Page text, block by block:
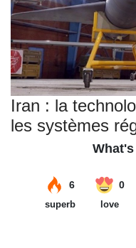
Iran : la
les systèmes